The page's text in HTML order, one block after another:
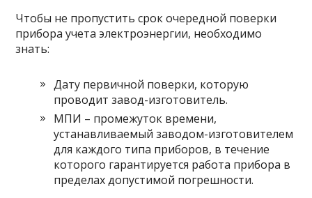
Чтобы не пропустить срок очередной поверки
прибора учета электроэнергии, необходимо
знать:
Дату первичной поверки, которую
проводит завод-изготовитель.
МПИ – промежуток времени,
устанавливаемый заводом-изготовителем
для каждого типа приборов, в течение
которого гарантируется работа прибора в
пределах допустимой погрешности.